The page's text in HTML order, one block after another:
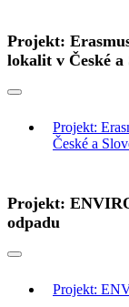
Projekt:
lokalit v České a
Projekt:
České a
Projekt:
odpadu
Projekt: